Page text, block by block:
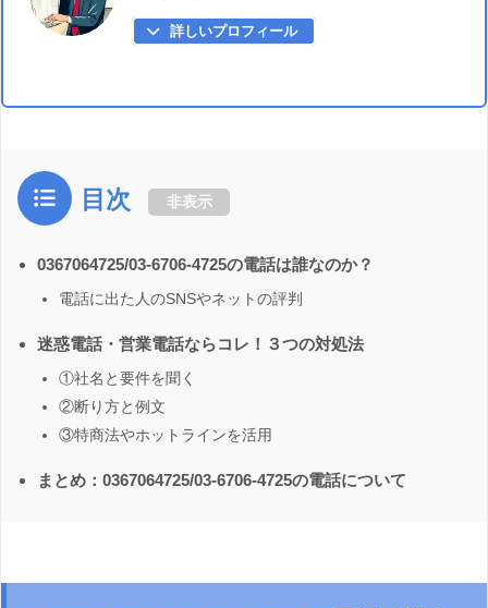
詳しいプロフィール
目次 非表示
0367064725/03-6706-4725の電話は誰なのか？
電話に出た人のSNSやネットの評判
迷惑電話・営業電話ならコレ！３つの対処法
①社名と要件を聞く
②断り方と例文
③特商法やホットラインを活用
まとめ：0367064725/03-6706-4725の電話について